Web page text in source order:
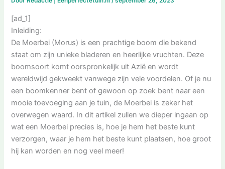
[ad_1]
Inleiding:
De Moerbei (Morus) is een prachtige boom die bekend
staat om zijn unieke bladeren en heerlijke vruchten. Deze
boomsoort komt oorspronkelijk uit Azië en wordt
wereldwijd gekweekt vanwege zijn vele voordelen. Of je nu
een boomkenner bent of gewoon op zoek bent naar een
mooie toevoeging aan je tuin, de Moerbei is zeker het
overwegen waard. In dit artikel zullen we dieper ingaan op
wat een Moerbei precies is, hoe je hem het beste kunt
verzorgen, waar je hem het beste kunt plaatsen, hoe groot
hij kan worden en nog veel meer!